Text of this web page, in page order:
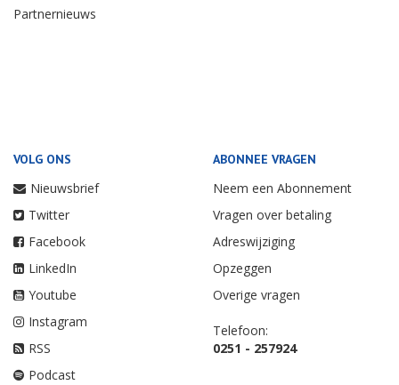
Partnernieuws
VOLG ONS
Nieuwsbrief
Twitter
Facebook
LinkedIn
Youtube
Instagram
RSS
Podcast
ABONNEE VRAGEN
Neem een Abonnement
Vragen over betaling
Adreswijziging
Opzeggen
Overige vragen
Telefoon:
0251 - 257924